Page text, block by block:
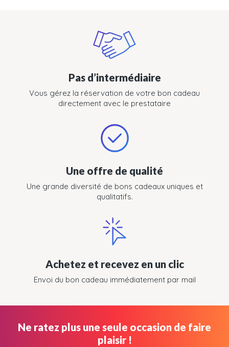
Pas d’intermédiaire
Vous gérez la réservation de votre bon cadeau
directement avec le prestataire
Une offre de qualité
Une grande diversité de bons cadeaux uniques et
qualitatifs.
Achetez et recevez en un clic
Envoi du bon cadeau immédiatement par mail
Ne ratez plus une seule occasion de faire
plaisir !